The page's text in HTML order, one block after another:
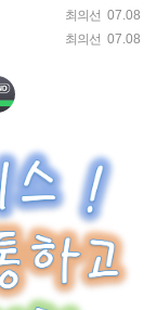
최의선 07.08
최의선 07.08